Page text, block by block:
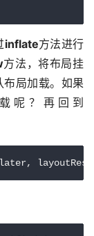
inflate方法进行
方法，将布局挂
布局加载。如果
呢？再回到